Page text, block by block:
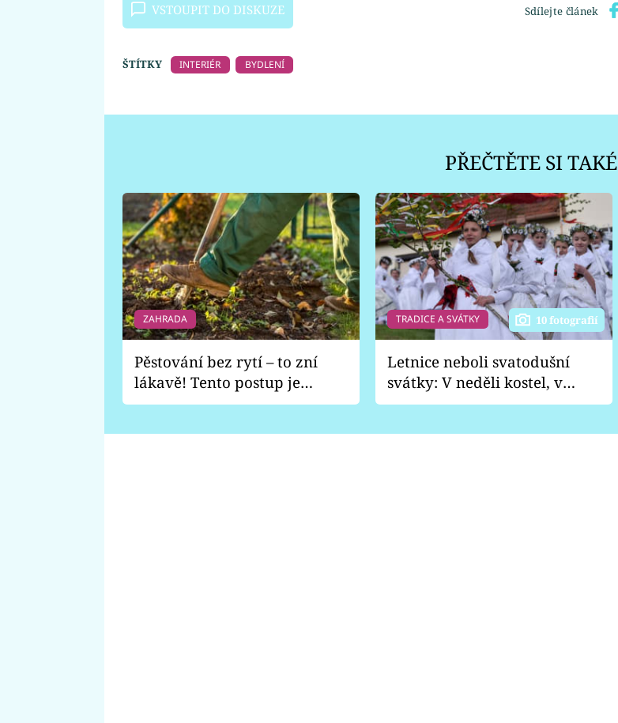
VSTOUPIT DO DISKUZE Sdílejte článek
ŠTÍTKY INTERIÉR BYDLENÍ
PŘEČTĚTE SI TAKÉ
ZAHRADA
Pěstování bez rytí – to zní
lákavě! Tento postup je
vhodný jen pro některé
TRADICE A SVÁTKY 10 fotografií
Letnice neboli svatodušní
svátky: V neděli kostel, v
pondělí zábava